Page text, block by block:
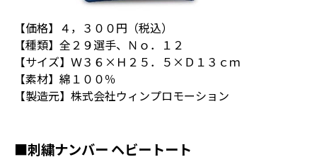
【価格】４，３００円（税込）
【種類】全２９選手、Ｎｏ．１２
【サイズ】Ｗ３６×Ｈ２５．５×Ｄ１３ｃｍ
【素材】綿１００％
【製造元】株式会社ウィンプロモーション
■刺繍ナンバー ヘビートート